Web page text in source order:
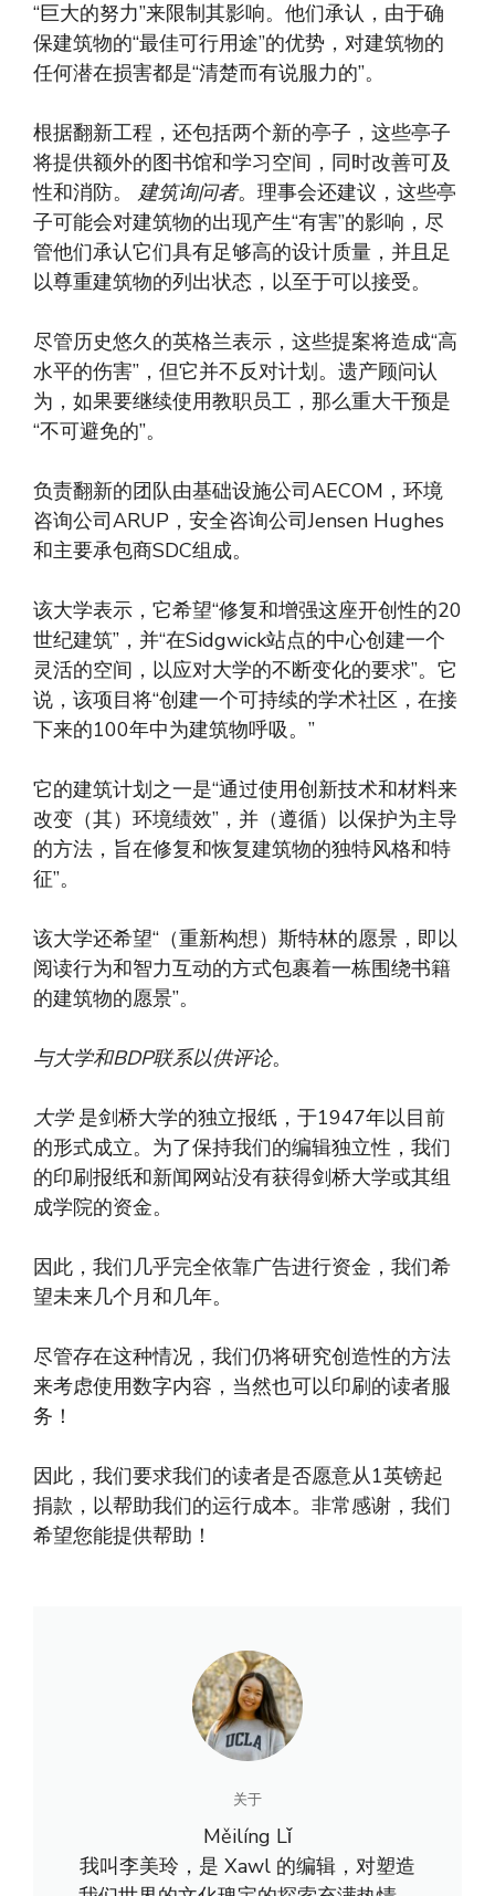
“巨大的努力”来限制其影响。他们承认，由于确
保建筑物的“最佳可行用途”的优势，对建筑物的
任何潜在损害都是“清楚而有说服力的”。
根据翻新工程，还包括两个新的亭子，这些亭子
将提供额外的图书馆和学习空间，同时改善可及
性和消防。 建筑询问者。理事会还建议，这些亭
子可能会对建筑物的出现产生“有害”的影响，尽
管他们承认它们具有足够高的设计质量，并且足
以尊重建筑物的列出状态，以至于可以接受。
尽管历史悠久的英格兰表示，这些提案将造成“高
水平的伤害”，但它并不反对计划。遗产顾问认
为，如果要继续使用教职员工，那么重大干预是
“不可避免的”。
负责翻新的团队由基础设施公司AECOM，环境
咨询公司ARUP，安全咨询公司Jensen Hughes
和主要承包商SDC组成。
该大学表示，它希望“修复和增强这座开创性的20
世纪建筑”，并“在Sidgwick站点的中心创建一个
灵活的空间，以应对大学的不断变化的要求”。它
说，该项目将“创建一个可持续的学术社区，在接
下来的100年中为建筑物呼吸。”
它的建筑计划之一是“通过使用创新技术和材料来
改变（其）环境绩效”，并（遵循）以保护为主导
的方法，旨在修复和恢复建筑物的独特风格和特
征”。
该大学还希望“（重新构想）斯特林的愿景，即以
阅读行为和智力互动的方式包裹着一栋围绕书籍
的建筑物的愿景”。
与大学和BDP联系以供评论。
大学是剑桥大学的独立报纸，于1947年以目前
的形式成立。为了保持我们的编辑独立性，我们
的印刷报纸和新闻网站没有获得剑桥大学或其组
成学院的资金。
因此，我们几乎完全依靠广告进行资金，我们希
望未来几个月和几年。
尽管存在这种情况，我们仍将研究创造性的方法
来考虑使用数字内容，当然也可以印刷的读者服
务！
因此，我们要求我们的读者是否愿意从1英镑起
捐款，以帮助我们的运行成本。非常感谢，我们
希望您能提供帮助！
关于
Měilíng Lǐ
我叫李美玲，是 Xawl 的编辑，对塑造